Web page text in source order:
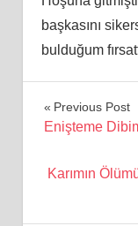
başkasını
bulduğum
Yazı
Previous Post
Enişteme
Karımın